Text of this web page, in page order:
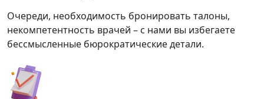
Очереди, необходимость бронировать талоны,
некомпетентность врачей – с нами вы избегаете
бессмысленные бюрократические детали.